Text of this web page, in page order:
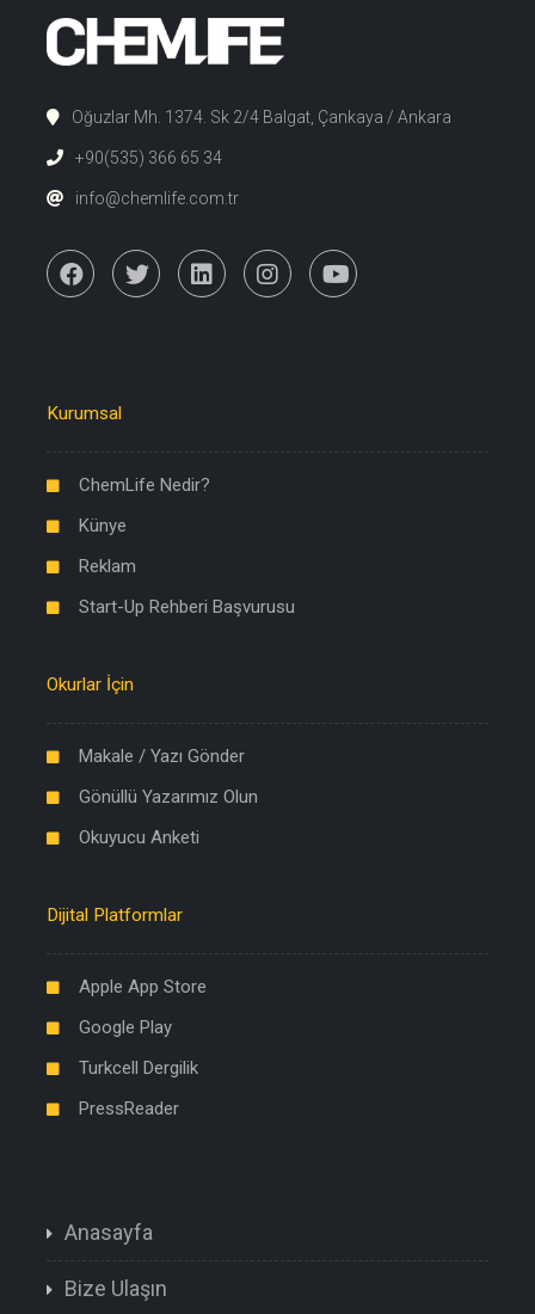
Oğuzlar Mh. 1374. Sk 2/4 Balgat, Çankaya / Ankara
+90(535) 366 65 34
info@chemlife.com.tr
Kurumsal
ChemLife Nedir?
Künye
Reklam
Start-Up Rehberi Başvurusu
Okurlar İçin
Makale / Yazı Gönder
Gönüllü Yazarımız Olun
Okuyucu Anketi
Dijital Platformlar
Apple App Store
Google Play
Turkcell Dergilik
PressReader
Anasayfa
Bize Ulaşın